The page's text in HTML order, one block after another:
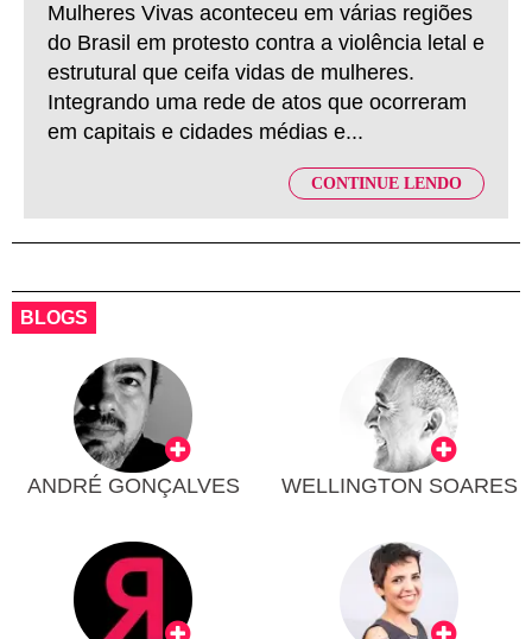
Mulheres Vivas aconteceu em várias regiões
do Brasil em protesto contra a violência letal e
estrutural que ceifa vidas de mulheres.
Integrando uma rede de atos que ocorreram
em capitais e cidades médias e...
CONTINUE LENDO
BLOGS
ANDRÉ GONÇALVES WELLINGTON SOARES